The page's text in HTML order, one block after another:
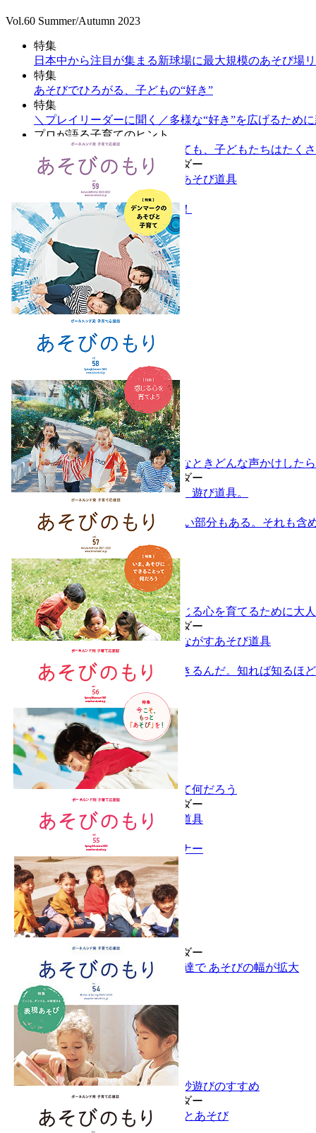
Vol.60 Summer/Autumn 2023
特集
日本中から注目が集まる新球場に最大規模のあそび場
特集
あそびでひろがる、子どもの“好き”
特集
＼プレイリーダーに聞く／多様な“好き”を広げるため
プロが語る子育てのヒント
まだ言葉で表現できないとしても、子どもたちはたく
発達別「あそび道具」カレンダー
わくわくの季節にぴったりのあそび道具
わたしだけの色、見つけよう！
Vol.59 Autumn/Winter 2022
特集
デンマークのあそびと子育て
特集
教えてプレイリーダー こんなときどんな声かけした
発達別「あそび道具」カレンダー
子どもの身近な世界が広がる、遊び道具。
子育ても人間も 光があれば暗い部分もある。それも含
Vol.58 Spring/Summer 2022
特集
ちょっとした日常の場面で感じる心を育てるために大
発達別「あそび道具」カレンダー
子どもの自発的なあそびをうながすあそび道具
プロが語る子育てのヒント
赤ちゃんでもこんなことができるんだ。知れば知る
Vol.57 Autumn/Winter 2021
いま、あそびにできることって何だろう
発達別「あそび道具」カレンダー
子どもの成長サインとあそび道具
レポート
子どもと発達オンラインセミナー
Vol.56 Spring/Summer 2021
特集
今こそもっと「あそび」を！
発達別「あそび道具」カレンダー
自己主張の芽生えと 表象の発達で あそびの幅が拡大
Vol.55 Spring/Summer 2020
新連載
子どもの感覚を呼び覚ます。砂遊びのすすめ
発達別「あそび道具」カレンダー
発達に役立つあそび道具 発達とあそび